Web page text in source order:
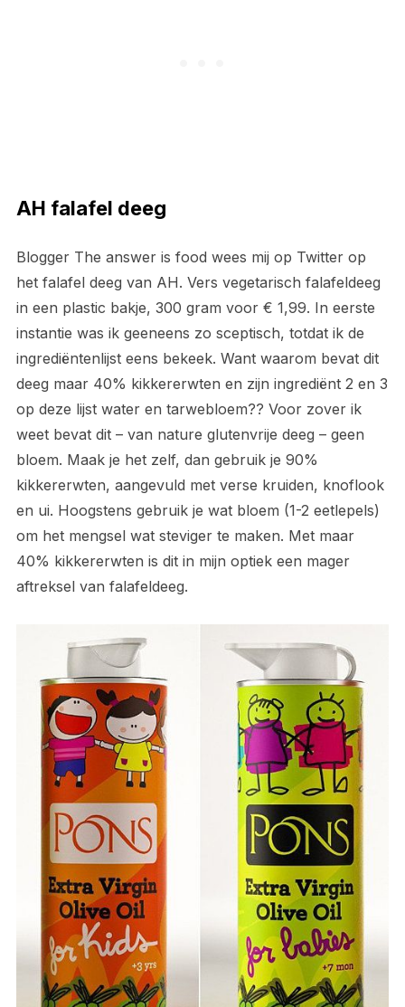
AH falafel deeg
Blogger The answer is food wees mij op Twitter op
het falafel deeg van AH. Vers vegetarisch falafeldeeg
in een plastic bakje, 300 gram voor € 1,99. In eerste
instantie was ik geeneens zo sceptisch, totdat ik de
ingrediëntenlijst eens bekeek. Want waarom bevat dit
deeg maar 40% kikkererwten en zijn ingrediënt 2 en 3
op deze lijst water en tarwebloem?? Voor zover ik
weet bevat dit – van nature glutenvrije deeg – geen
bloem. Maak je het zelf, dan gebruik je 90%
kikkererwten, aangevuld met verse kruiden, knoflook
en ui. Hoogstens gebruik je wat bloem (1-2 eetlepels)
om het mengsel wat steviger te maken. Met maar
40% kikkererwten is dit in mijn optiek een mager
aftreksel van falafeldeeg.